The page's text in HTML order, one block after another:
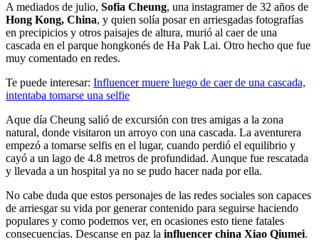
A mediados de julio, Sofia Cheung, una instagramer de 32 años de
Hong Kong, China, y quien solía posar en arriesgadas fotografías
en precipicios y otros paisajes de altura, murió al caer de una
cascada en el parque hongkonés de Ha Pak Lai. Otro hecho que fue
muy comentado en redes.
Te puede interesar: Influencer muere luego de caer de una cascada,
intentaba tomarse una selfie
Aque día Cheung salió de excursión con tres amigas a la zona
natural, donde visitaron un arroyo con una cascada. La aventurera
empezó a tomarse selfis en el lugar, cuando perdió el equilibrio y
cayó a un lago de 4.8 metros de profundidad. Aunque fue rescatada
y llevada a un hospital ya no se pudo hacer nada por ella.
No cabe duda que estos personajes de las redes sociales son capaces
de arriesgar su vida por generar contenido para seguirse haciendo
populares y como podemos ver, en ocasiones esto tiene fatales
consecuencias. Descanse en paz la influencer china Xiao Qiumei.